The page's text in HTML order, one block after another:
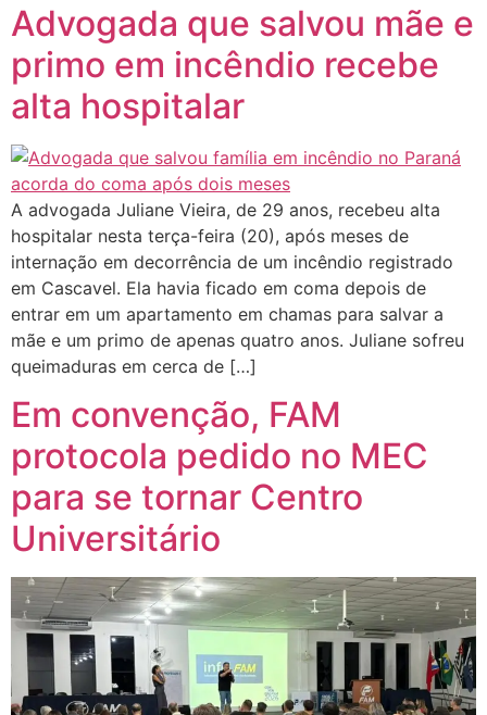
Advogada que salvou mãe e
primo em incêndio recebe
alta hospitalar
A advogada Juliane Vieira, de 29 anos, recebeu alta
hospitalar nesta terça-feira (20), após meses de
internação em decorrência de um incêndio registrado
em Cascavel. Ela havia ficado em coma depois de
entrar em um apartamento em chamas para salvar a
mãe e um primo de apenas quatro anos. Juliane sofreu
queimaduras em cerca de […]
Em convenção, FAM
protocola pedido no MEC
para se tornar Centro
Universitário